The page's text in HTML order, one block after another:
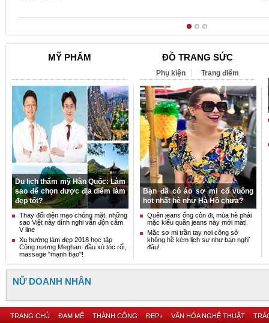
MỸ PHẨM
Du lịch thẩm mỹ Hàn Quốc: Làm
sao để chọn được địa diểm làm
đẹp tốt?
Thay đổi diện mạo chóng mặt, những
sao Việt này dính nghi vấn độn cằm
V line
Xu hướng làm đẹp 2018 học tập
Công nương Meghan: đầu xù tóc rối,
massage "mạnh bạo"!
ĐỒ TRANG SỨC
Phụ kiện Trang điểm
Bạn đã có áo sơ mi cổ vuông
hot nhất hè như Hà Hồ chưa?
Quên jeans ống côn đi, mùa hè phải
mặc kiểu quần jeans này mới mát!
Mặc sơ mi trần tay nơi công sở
không hề kém lịch sự như bạn nghĩ
đâu!
NỮ DOANH NHÂN
TRANG CHỦ ĐAM MÊ THÀNH CÔNG ĐẸP+ VĂN HÓA NGHỆ THUẬT